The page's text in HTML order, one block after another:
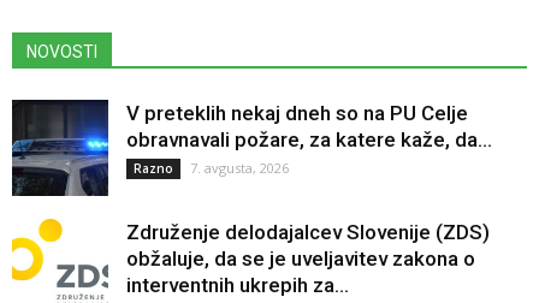
NOVOSTI
V preteklih nekaj dneh so na PU Celje
obravnavali požare, za katere kaže, da...
Razno 7. avgusta, 2026
Združenje delodajalcev Slovenije (ZDS)
obžaluje, da se je uveljavitev zakona o
interventnih ukrepih za...